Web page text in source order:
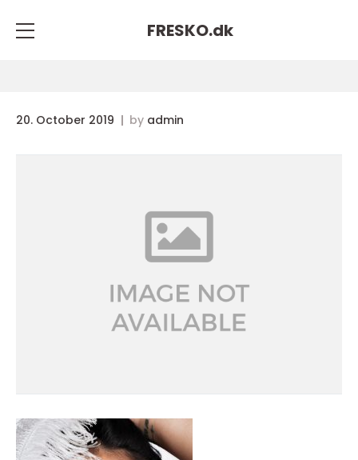
FRESKO.dk
20. October 2019 by admin